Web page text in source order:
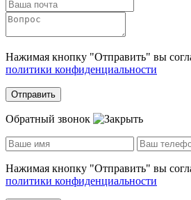
Нажимая кнопку "Отправить" вы
политики конфиденциальности
Отправить
Обратный звонок
Нажимая кнопку "Отправить" вы
политики конфиденциальности